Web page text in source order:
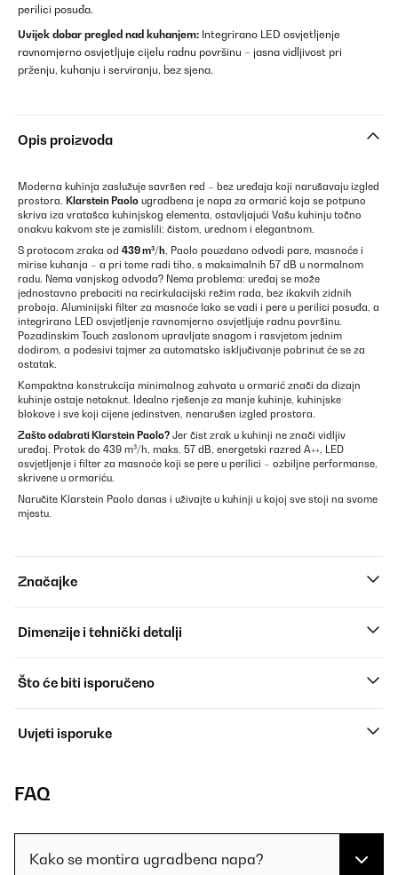
perilici posuđa.
Uvijek dobar pregled nad kuhanjem: Integrirano LED osvjetljenje
ravnomjerno osvjetljuje cijelu radnu površinu – jasna vidljivost pri
prženju, kuhanju i serviranju, bez sjena.
Opis proizvoda
Moderna kuhinja zaslužuje savršen red – bez uređaja koji narušavaju izgled
prostora. Klarstein Paolo ugradbena je napa za ormarić koja se potpuno
skriva iza vratašca kuhinjskog elementa, ostavljajući Vašu kuhinju točno
onakvu kakvom ste je zamislili: čistom, urednom i elegantnom.
S protocom zraka od 439 m³/h, Paolo pouzdano odvodi pare, masnoće i
mirise kuhanja – a pri tome radi tiho, s maksimalnih 57 dB u normalnom
radu. Nema vanjskog odvoda? Nema problema: uređaj se može
jednostavno prebaciti na recirkulacijski režim rada, bez ikakvih zidnih
proboja. Aluminijski filter za masnoće lako se vadi i pere u perilici posuđa, a
integrirano LED osvjetljenje ravnomjerno osvjetljuje radnu površinu.
Pozadinskim Touch zaslonom upravljate snagom i rasvjetom jednim
dodirom, a podesivi tajmer za automatsko isključivanje pobrinut će se za
ostatak.
Kompaktna konstrukcija minimalnog zahvata u ormarić znači da dizajn
kuhinje ostaje netaknut. Idealno rješenje za manje kuhinje, kuhinjske
blokove i sve koji cijene jedinstven, nenarušen izgled prostora.
Zašto odabrati Klarstein Paolo? Jer čist zrak u kuhinji ne znači vidljiv
uređaj. Protok do 439 m³/h, maks. 57 dB, energetski razred A++, LED
osvjetljenje i filter za masnoće koji se pere u perilici – ozbiljne performanse,
skrivene u ormariću.
Naručite Klarstein Paolo danas i uživajte u kuhinji u kojoj sve stoji na svome
mjestu.
Značajke
Dimenzije i tehnički detalji
Što će biti isporučeno
Uvjeti isporuke
FAQ
Kako se montira ugradbena napa?